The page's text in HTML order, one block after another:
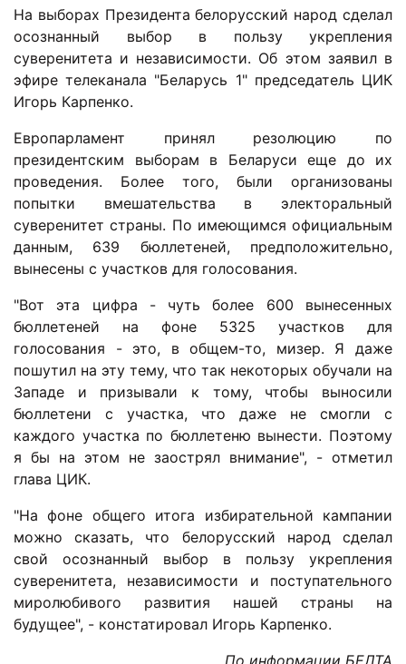
На выборах Президента белорусский народ сделал
осознанный выбор в пользу укрепления
суверенитета и независимости. Об этом заявил в
эфире телеканала "Беларусь 1" председатель ЦИК
Игорь Карпенко.
Европарламент принял резолюцию по
президентским выборам в Беларуси еще до их
проведения. Более того, были организованы
попытки вмешательства в электоральный
суверенитет страны. По имеющимся официальным
данным, 639 бюллетеней, предположительно,
вынесены с участков для голосования.
"Вот эта цифра - чуть более 600 вынесенных
бюллетеней на фоне 5325 участков для
голосования - это, в общем-то, мизер. Я даже
пошутил на эту тему, что так некоторых обучали на
Западе и призывали к тому, чтобы выносили
бюллетени с участка, что даже не смогли с
каждого участка по бюллетеню вынести. Поэтому
я бы на этом не заострял внимание", - отметил
глава ЦИК.
"На фоне общего итога избирательной кампании
можно сказать, что белорусский народ сделал
свой осознанный выбор в пользу укрепления
суверенитета, независимости и поступательного
миролюбивого развития нашей страны на
будущее", - констатировал Игорь Карпенко.